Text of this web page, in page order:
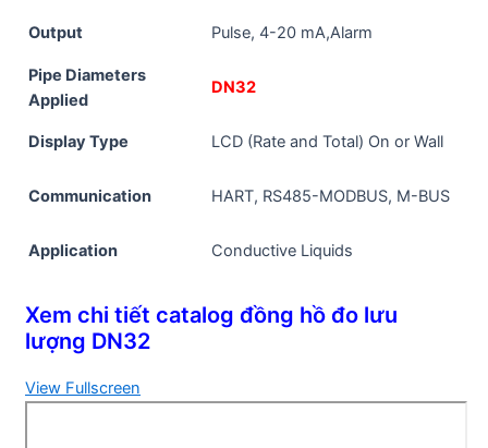
Output Pulse, 4-20 mA,Alarm
Pipe Diameters
Applied
DN32
Display Type LCD (Rate and Total) On or Wall
Communication HART, RS485-MODBUS, M-BUS
Application Conductive Liquids
Xem chi tiết catalog đồng hồ đo lưu
lượng DN32
View Fullscreen